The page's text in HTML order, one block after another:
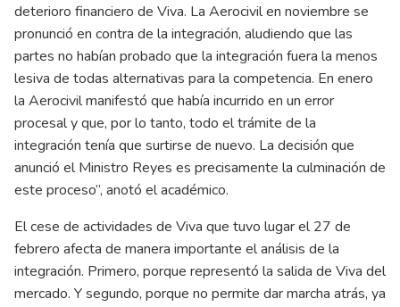
deterioro financiero de Viva. La Aerocivil en noviembre se
pronunció en contra de la integración, aludiendo que las
partes no habían probado que la integración fuera la menos
lesiva de todas alternativas para la competencia. En enero
la Aerocivil manifestó que había incurrido en un error
procesal y que, por lo tanto, todo el trámite de la
integración tenía que surtirse de nuevo. La decisión que
anunció el Ministro Reyes es precisamente la culminación de
este proceso”, anotó el académico.
El cese de actividades de Viva que tuvo lugar el 27 de
febrero afecta de manera importante el análisis de la
integración. Primero, porque representó la salida de Viva del
mercado. Y segundo, porque no permite dar marcha atrás, ya